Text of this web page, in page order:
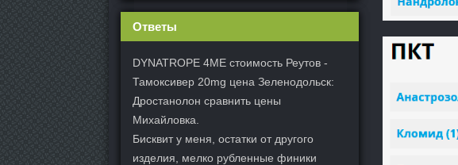
Ответы
DYNATROPE 4ME стоимость Реутов -
Тамоксивер 20mg цена Зеленодольск:
Дростанолон сравнить цены
Михайловка.
Бисквит у меня, остатки от другого
изделия, мелко рубленные финики